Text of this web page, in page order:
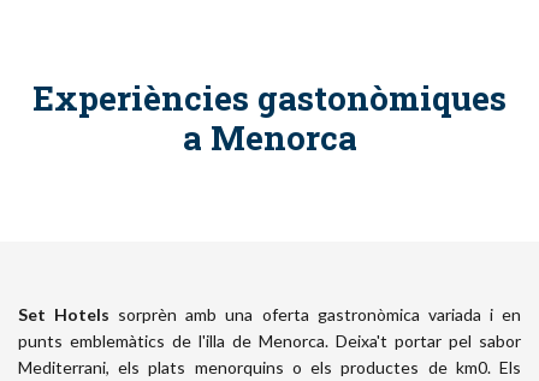
Experiències gastonòmiques
a Menorca
Set Hotels sorprèn amb una oferta gastronòmica variada i en
punts emblemàtics de l'illa de Menorca. Deixa't portar pel sabor
Mediterrani, els plats menorquins o els productes de km0. Els